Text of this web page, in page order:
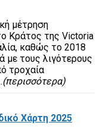
μέτρηση
Κράτος της Victoria
καθώς το 2018
με τους λιγότερους
τροχαία
(περισσότερα)
Χάρτη 2025